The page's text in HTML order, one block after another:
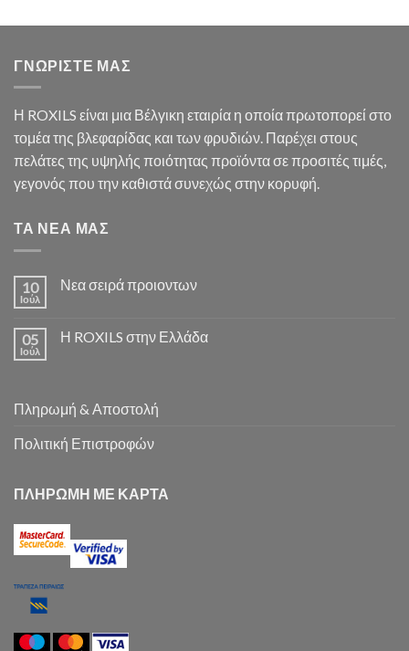
ΓΝΩΡΙΣΤΕ ΜΑΣ
Η ROXILS είναι μια Βέλγικη εταιρία η οποία πρωτοπορεί στο
τομέα της βλεφαρίδας και των φρυδιών. Παρέχει στους
πελάτες της υψηλής ποιότητας προϊόντα σε προσιτές τιμές,
γεγονός που την καθιστά συνεχώς στην κορυφή.
ΤΑ ΝΕΑ ΜΑΣ
10
Ιούλ
Νεα σειρά προιοντων
05
Ιούλ
Η ROXILS στην Ελλάδα
Πληρωμή & Αποστολή
Πολιτική Επιστροφών
ΠΛΗΡΩΜΗ ΜΕ ΚΑΡΤΑ